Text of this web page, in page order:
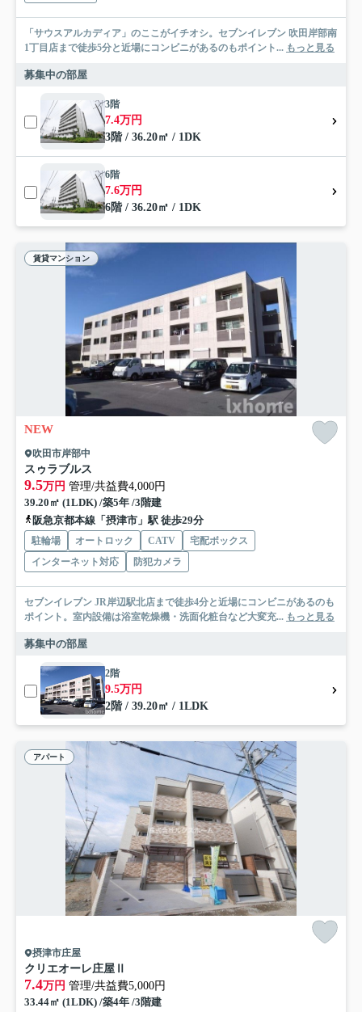
「サウスアルカディア」のここがイチオシ。セブンイレブン 吹田岸部南
1丁目店まで徒歩5分と近場にコンビニがあるのもポイント... もっと見る
募集中の部屋
3階
7.4万円
3階 / 36.20㎡ / 1DK
6階
7.6万円
6階 / 36.20㎡ / 1DK
賃貸マンション
NEW
吹田市岸部中
スゥラブルス
9.5万円 管理/共益費4,000円
39.20㎡ (1LDK) /築5年 /3階建
阪急京都本線「摂津市」駅 徒歩29分
駐輪場 オートロック CATV
宅配ボックス
インターネット対応
防犯カメラ
セブンイレブン JR岸辺駅北店まで徒歩4分と近場にコンビニがあるのも
ポイント。室内設備は浴室乾燥機・洗面化粧台など大変充... もっと見る
募集中の部屋
2階
9.5万円
2階 / 39.20㎡ / 1LDK
アパート
摂津市庄屋
クリエオーレ庄屋Ⅱ
7.4万円 管理/共益費5,000円
33.44㎡ (1LDK) /築4年 /3階建